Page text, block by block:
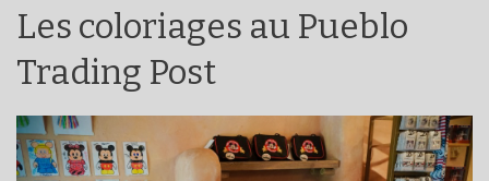
Les coloriages au Pueblo
Trading Post